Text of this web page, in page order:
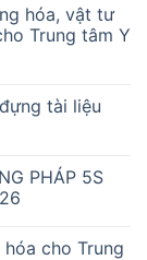
hóa, vật tư
Trung tâm Y
tài liệu
PHÁP 5S
cho Trung